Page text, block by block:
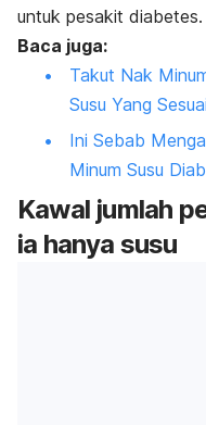
untuk pesakit diabetes.
Baca juga:
Takut Nak
Susu Yang
Ini Sebab
Minum Susu
Kawal jumlah
ia hanya susu